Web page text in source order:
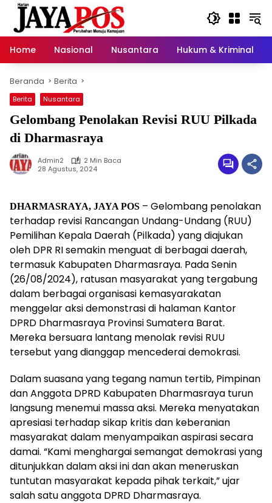
Langsung
konten
Home
Nasional Nusantara Hukum & Kriminal
Beranda Berita
Berita Nusantara
Gelombang Penolakan Revisi RUU Pilkada
di Dharmasraya
Admin2
2 Min Baca
28 Agustus, 2024
DHARMASRAYA, JAYA POS – Gelombang penolakan
terhadap revisi Rancangan Undang-Undang (RUU)
Pemilihan Kepala Daerah (Pilkada) yang diajukan
oleh DPR RI semakin menguat di berbagai daerah,
termasuk Kabupaten Dharmasraya. Pada Senin
(26/08/2024), ratusan masyarakat yang tergabung
dalam berbagai organisasi kemasyarakatan
menggelar aksi demonstrasi di halaman Kantor
DPRD Dharmasraya Provinsi Sumatera Barat.
Mereka bersuara lantang menolak revisi RUU
tersebut yang dianggap mencederai demokrasi.
Dalam suasana yang tegang namun tertib, Pimpinan
dan Anggota DPRD Kabupaten Dharmasraya turun
langsung menemui massa aksi. Mereka menyatakan
apresiasi terhadap sikap kritis dan keberanian
masyarakat dalam menyampaikan aspirasi secara
damai. “Kami menghargai semangat demokrasi yang
ditunjukkan dalam aksi ini dan akan meneruskan
tuntutan masyarakat kepada pihak terkait,” ujar
salah satu anggota DPRD Dharmasraya.